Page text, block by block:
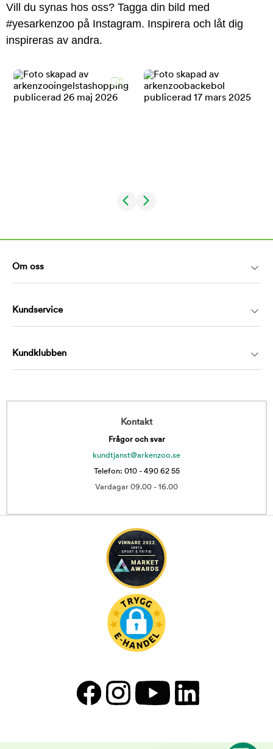
Vill du synas hos oss? Tagga din bild med
#yesarkenzoo på Instagram. Inspirera och låt dig
inspireras av andra.
Om oss
Kundservice
Kundklubben
Kontakt
Frågor och svar
kundtjanst@arkenzoo.se
Telefon: 010 - 490 62 55
Vardagar 09.00 - 16.00